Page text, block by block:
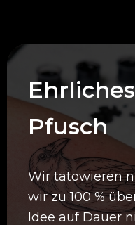
Pfusch
Wir tätowieren
wir zu 100 %
Idee auf Dauer